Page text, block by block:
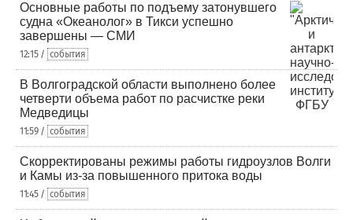
Основные работы по подъему затонувшего
судна «Океанолог» в Тикси успешно
завершены — СМИ
12:15 / события
В Волгоградской области выполнено более
четверти объема работ по расчистке реки
Медведицы
11:59 / события
Скорректированы режимы работы гидроузлов Волги
и Камы из-за повышенного притока воды
11:45 / события